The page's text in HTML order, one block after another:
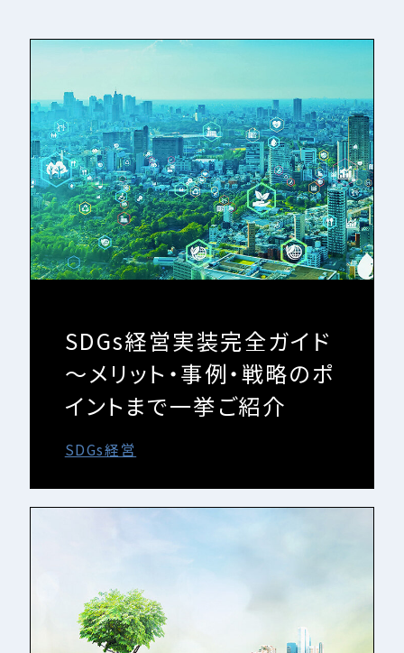
SDGs経営実装完全ガイド
～メリット・事例・戦略のポ
イントまで一挙ご紹介
SDGs経営